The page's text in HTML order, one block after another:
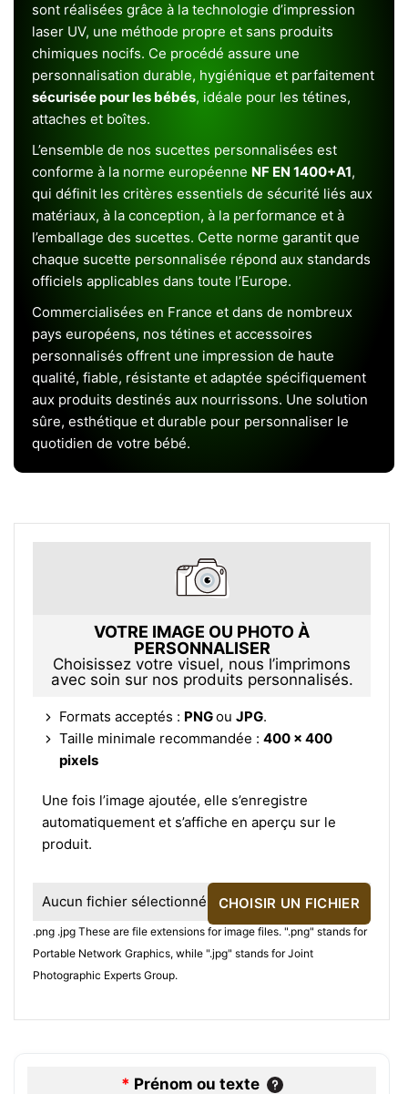
sont réalisées grâce à la technologie d’impression
laser UV, une méthode propre et sans produits
chimiques nocifs. Ce procédé assure une
personnalisation durable, hygiénique et parfaitement
sécurisée pour les bébés, idéale pour les tétines,
attaches et boîtes.
L’ensemble de nos sucettes personnalisées est
conforme à la norme européenne NF EN 1400+A1,
qui définit les critères essentiels de sécurité liés aux
matériaux, à la conception, à la performance et à
l’emballage des sucettes. Cette norme garantit que
chaque sucette personnalisée répond aux standards
officiels applicables dans toute l’Europe.
Commercialisées en France et dans de nombreux
pays européens, nos tétines et accessoires
personnalisés offrent une impression de haute
qualité, fiable, résistante et adaptée spécifiquement
aux produits destinés aux nourrissons. Une solution
sûre, esthétique et durable pour personnaliser le
quotidien de votre bébé.
VOTRE IMAGE OU PHOTO À
PERSONNALISER
Choisissez votre visuel, nous l’imprimons
avec soin sur nos produits personnalisés.
Formats acceptés : PNGou JPG.
Taille minimale recommandée : 400 × 400
pixels
Une fois l’image ajoutée, elle s’enregistre
automatiquement et s’affiche en aperçu sur le
produit.
Aucun fichier sélectionné CHOISIR UN FICHIER
.png .jpg These are file extensions for image files. ".png" stands for
Portable Network Graphics, while ".jpg" stands for Joint
Photographic Experts Group.
* Prénom ou texte